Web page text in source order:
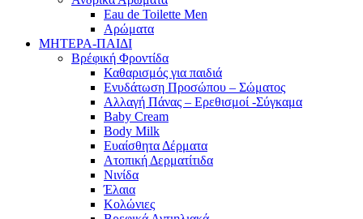
Eau de Toilette Men
Αρώματα
ΜΗΤΕΡΑ-ΠΑΙΔΙ
Βρέφική Φροντίδα
Καθαρισμός για παιδιά
Ενυδάτωση Προσώπου – Σώματος
Αλλαγή Πάνας – Ερεθισμοί -Σύγκαμα
Baby Cream
Body Milk
Ευαίσθητα Δέρματα
Ατοπική Δερματίτιδα
Νινίδα
Έλαια
Κολώνιες